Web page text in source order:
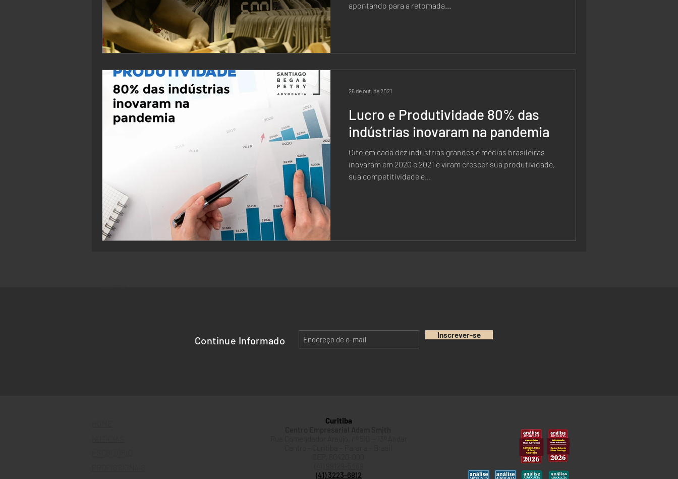
apontando para a retomada...
Lucro e Produtividade 80% das
indústrias inovaram na pandemia
Oito em cada dez indústrias grandes e médias brasileiras
inovaram em 2020 e 2021 e viram crescer sua produtividade,
sua competitividade e...
26 de out. de 2021
Continue Informado Inscrever-se
Curitiba
(41) 3223-6812